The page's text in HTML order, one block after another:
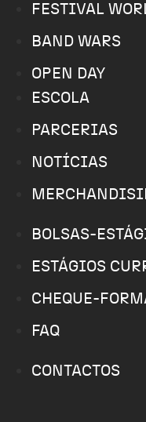
FESTIVAL
BAND WARS
OPEN DAY
ESCOLA
PARCERIAS
NOTÍCIAS
BOLSAS-
ESTÁGIOS
CHEQUE-
FAQ
CONTACTOS